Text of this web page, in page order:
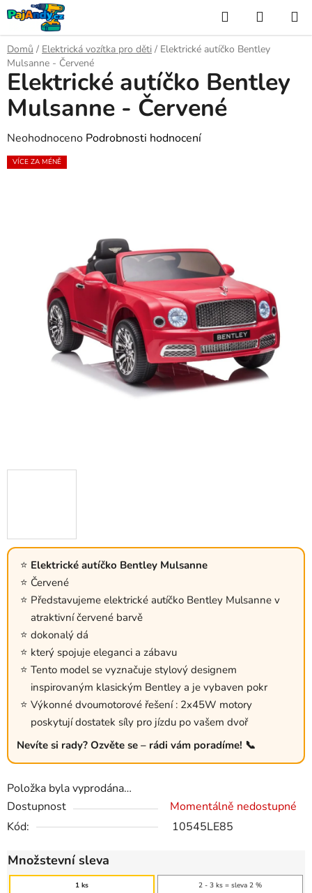
Přejít
na
obsah
Hledat
KOŠÍK
Domů / Elektrická vozítka pro děti / Elektrické autíčko Bentley
Mulsanne - Červené
Elektrické autíčko Bentley Mulsanne
Červené
Představujeme elektrické autíčko Bentley Mulsanne v
atraktivní červené barvě
dokonalý dá
který spojuje eleganci a zábavu
Tento model se vyznačuje stylový designem
inspirovaným klasickým Bentley a je vybaven pokr
Výkonné dvoumotorové řešení : 2x45W motory
poskytují dostatek síly pro jízdu po vašem dvoř
Nevíte si rady? Ozvěte se – rádi vám poradíme! 📞
Položka byla vyprodána…
Dostupnost
Momentálně nedostupné
Kód:
10545LE85
Množstevní sleva
1 ks 2 - 3 ks = sleva 2 %
Elektrické autíčko Bentley
Mulsanne - Červené
Průměrné
hodnocení
Neohodnoceno Podrobnosti hodnocení
VÍCE ZA MÉNĚ